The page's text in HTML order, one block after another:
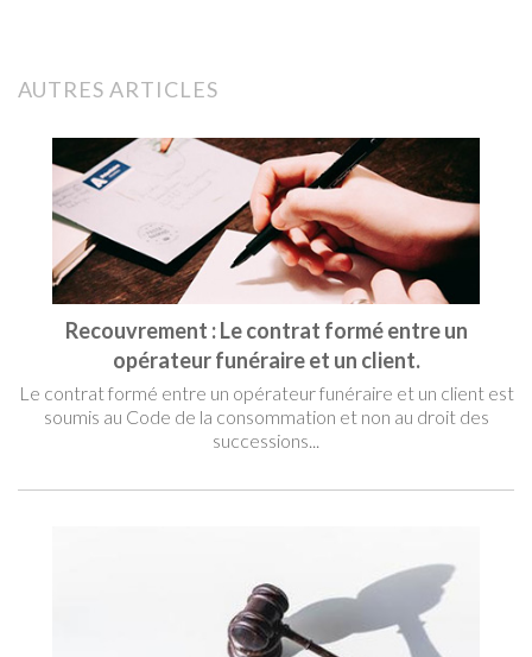
AUTRES ARTICLES
Recouvrement : Le contrat formé entre un
opérateur funéraire et un client.
Le contrat formé entre un opérateur funéraire et un client est
soumis au Code de la consommation et non au droit des
successions...